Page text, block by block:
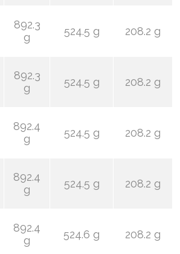
892.3
g
524.5 g 208.2 g
892.3
g
524.5 g 208.2 g
892.4
g
524.5 g 208.2 g
892.4
g
524.5 g 208.2 g
892.4
g
524.6 g 208.2 g